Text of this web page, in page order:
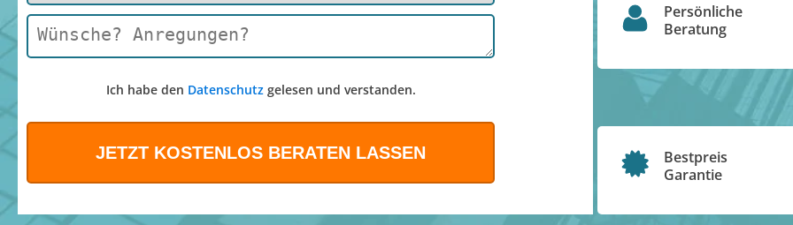
Ich habe den Datenschutzgelesen und verstanden.
Persönliche
Beratung
Bestpreis
Garantie